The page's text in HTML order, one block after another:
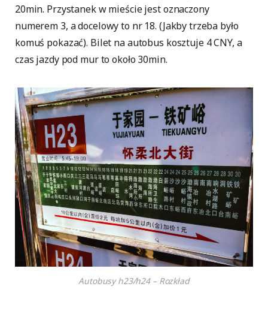
20min. Przystanek w mieście jest oznaczony
numerem 3, a docelowy to nr 18. (Jakby trzeba było
komuś pokazać). Bilet na autobus kosztuje 4 CNY, a
czas jazdy pod mur to około 30min.
Autobusy h23/h24 – Rozkład